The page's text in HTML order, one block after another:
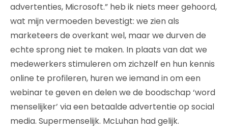
advertenties, Microsoft.” heb ik niets meer gehoord,
wat mijn vermoeden bevestigt: we zien als
marketeers de overkant wel, maar we durven de
echte sprong niet te maken. In plaats van dat we
medewerkers stimuleren om zichzelf en hun kennis
online te profileren, huren we iemand in om een
webinar te geven en delen we de boodschap ‘word
menselijker’ via een betaalde advertentie op social
media. Supermenselijk. McLuhan had gelijk.